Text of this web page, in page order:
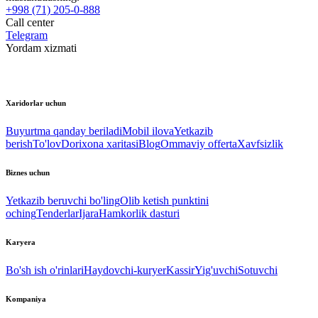
+998 (71) 205-0-888
Call center
Telegram
Yordam xizmati
Xaridorlar uchun
Buyurtma qanday beriladiMobil ilovaYetkazib
berishTo'lovDorixona xaritasiBlogOmmaviy offertaXavfsizlik
Biznes uchun
Yetkazib beruvchi bo'lingOlib ketish punktini
ochingTenderlarIjaraHamkorlik dasturi
Karyera
Bo'sh ish o'rinlariHaydovchi-kuryerKassirYig'uvchiSotuvchi
Kompaniya